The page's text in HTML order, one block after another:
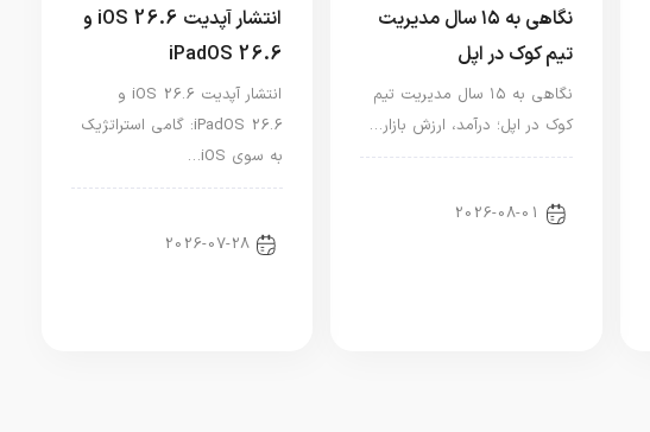
نگاهی به ۱۵ سال مدیریت
تیم کوک در اپل
نگاهی به ۱۵ سال مدیریت تیم
کوک در اپل؛ درآمد، ارزش بازار…
2026-08-01
انتشار آپدیت iOS 26.6 و
iPadOS 26.6
انتشار آپدیت iOS 26.6 و
iPadOS 26.6: گامی استراتژیک
به سوی iOS…
2026-07-28